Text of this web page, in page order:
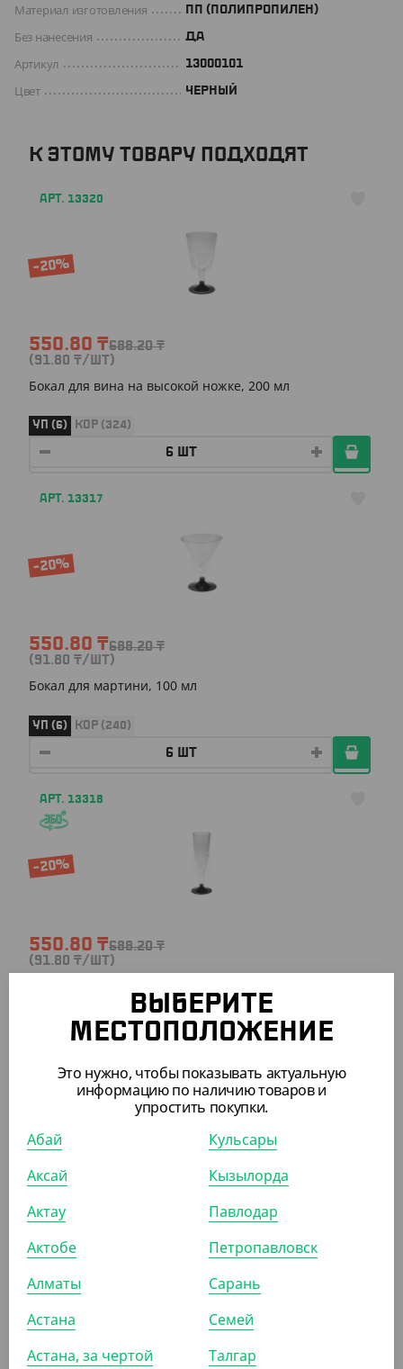
Материал изготовления ПП (ПОЛИПРОПИЛЕН)
Без нанесения ДА
Артикул 13000101
Цвет ЧЕРНЫЙ
К ЭТОМУ ТОВАРУ ПОДХОДЯТ
АРТ. 13320
-20%
550.80 ₸688.20₸
(91.80 ₸/ШТ)
Бокал для вина на высокой ножке, 200 мл
УП (6) КОР (324)
АРТ. 13317
-20%
550.80 ₸688.20₸
(91.80 ₸/ШТ)
Бокал для мартини, 100 мл
УП (6) КОР (240)
АРТ. 13318
-20%
550.80 ₸688.20₸
(91.80 ₸/ШТ)
КОР (450)
3 815
(76.30
ВЫБЕРИТЕ
МЕСТОПОЛОЖЕНИЕ
Это нужно, чтобы показывать актуальную
информацию по наличию товаров и
упростить покупки.
Абай
Аксай
Актау
Актобе
Алматы
Астана
Астана, за чертой
Кульсары
Кызылорда
Павлодар
Петропавловск
Сарань
Семей
Талгар